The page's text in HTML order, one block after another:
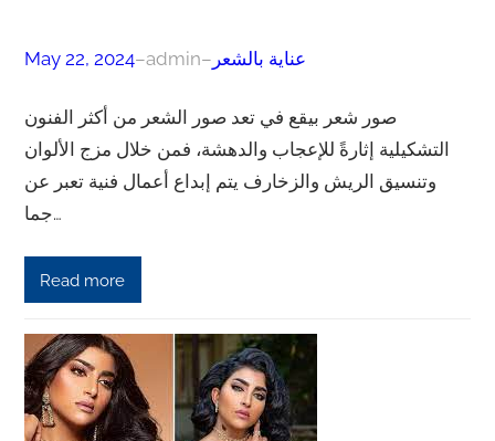
May 22, 2024–admin– عناية بالشعر
صور شعر بيقع في تعد صور الشعر من أكثر الفنون
التشكيلية إثارةً للإعجاب والدهشة، فمن خلال مزج الألوان
وتنسيق الريش والزخارف يتم إبداع أعمال فنية تعبر عن
جما…
Read more